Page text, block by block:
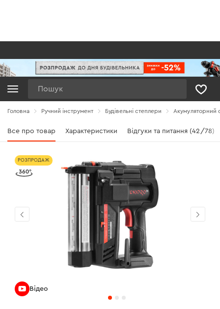
Головна Ручний інструмент Будівельні степлери Акумуляторний
Все про товар Характеристики Відгуки та питання (42/78)
РОЗПРОДАЖ
Відео